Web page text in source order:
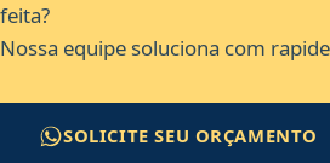
feita?
Nossa equipe soluciona com
SOLICITE SEU ORÇAMENTO